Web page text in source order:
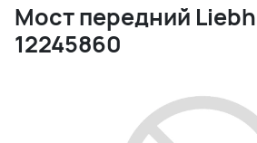
Мост передний
12245860